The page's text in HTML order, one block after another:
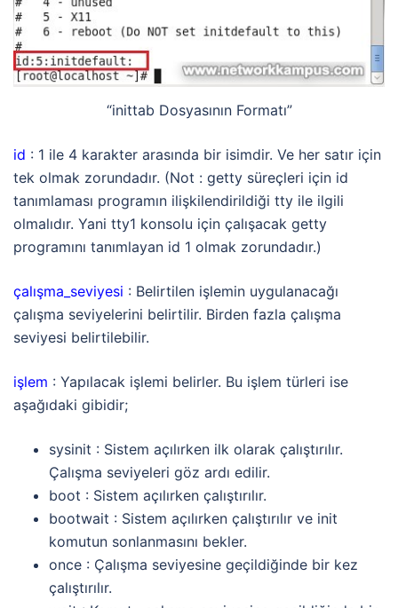
“inittab Dosyasının Formatı”
id : 1 ile 4 karakter arasında bir isimdir. Ve her satır için
tek olmak zorundadır. (Not : getty süreçleri için id
tanımlaması programın ilişkilendirildiği tty ile ilgili
olmalıdır. Yani tty1 konsolu için çalışacak getty
programını tanımlayan id 1 olmak zorundadır.)
çalışma_seviyesi : Belirtilen işlemin uygulanacağı
çalışma seviyelerini belirtilir. Birden fazla çalışma
seviyesi belirtilebilir.
işlem : Yapılacak işlemi belirler. Bu işlem türleri ise
aşağıdaki gibidir;
sysinit : Sistem açılırken ilk olarak çalıştırılır.
Çalışma seviyeleri göz ardı edilir.
boot : Sistem açılırken çalıştırılır.
bootwait : Sistem açılırken çalıştırılır ve init
komutun sonlanmasını bekler.
once : Çalışma seviyesine geçildiğinde bir kez
çalıştırılır.